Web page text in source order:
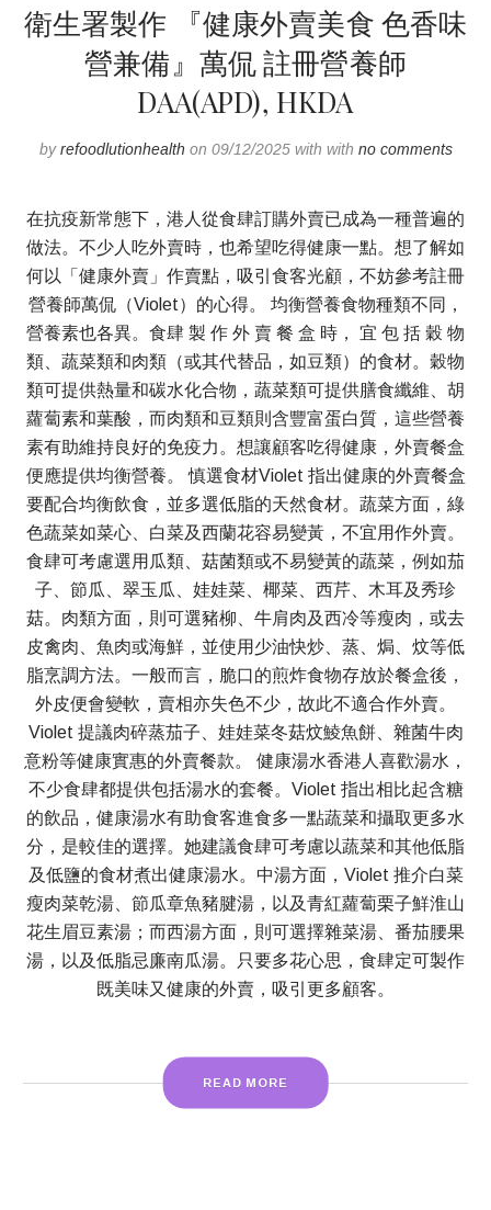
衛生署製作 『健康外賣美食 色香味
營兼備』萬侃 註冊營養師
DAA(APD), HKDA
byrefoodlutionhealth on 09/12/2025 with with no comments
在抗疫新常態下，港人從食肆訂購外賣已成為一種普遍的
做法。不少人吃外賣時，也希望吃得健康一點。想了解如
何以「健康外賣」作賣點，吸引食客光顧，不妨參考註冊
營養師萬侃（Violet）的心得。 均衡營養食物種類不同，
營養素也各異。食肆 製 作 外 賣 餐 盒 時， 宜 包 括 穀 物
類、蔬菜類和肉類（或其代替品，如豆類）的食材。穀物
類可提供熱量和碳水化合物，蔬菜類可提供膳食纖維、胡
蘿蔔素和葉酸，而肉類和豆類則含豐富蛋白質，這些營養
素有助維持良好的免疫力。想讓顧客吃得健康，外賣餐盒
便應提供均衡營養。 慎選食材Violet 指出健康的外賣餐盒
要配合均衡飲食，並多選低脂的天然食材。蔬菜方面，綠
色蔬菜如菜心、白菜及西蘭花容易變黃，不宜用作外賣。
食肆可考慮選用瓜類、菇菌類或不易變黃的蔬菜，例如茄
子、節瓜、翠玉瓜、娃娃菜、椰菜、西芹、木耳及秀珍
菇。肉類方面，則可選豬柳、牛肩肉及西冷等瘦肉，或去
皮禽肉、魚肉或海鮮，並使用少油快炒、蒸、焗、炆等低
脂烹調方法。一般而言，脆口的煎炸食物存放於餐盒後，
外皮便會變軟，賣相亦失色不少，故此不適合作外賣。
Violet 提議肉碎蒸茄子、娃娃菜冬菇炆鯪魚餅、雜菌牛肉
意粉等健康實惠的外賣餐款。 健康湯水香港人喜歡湯水，
不少食肆都提供包括湯水的套餐。Violet 指出相比起含糖
的飲品，健康湯水有助食客進食多一點蔬菜和攝取更多水
分，是較佳的選擇。她建議食肆可考慮以蔬菜和其他低脂
及低鹽的食材煮出健康湯水。中湯方面，Violet 推介白菜
瘦肉菜乾湯、節瓜章魚豬腱湯，以及青紅蘿蔔栗子鮮淮山
花生眉豆素湯；而西湯方面，則可選擇雜菜湯、番茄腰果
湯，以及低脂忌廉南瓜湯。只要多花心思，食肆定可製作
既美味又健康的外賣，吸引更多顧客。
READ MORE